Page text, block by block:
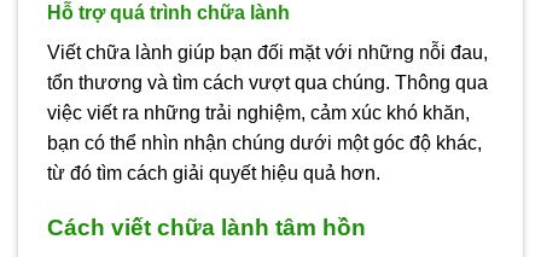
Hỗ trợ quá trình chữa lành
Viết chữa lành giúp bạn đối mặt với những nỗi đau,
tổn thương và tìm cách vượt qua chúng. Thông qua
việc viết ra những trải nghiệm, cảm xúc khó khăn,
bạn có thể nhìn nhận chúng dưới một góc độ khác,
từ đó tìm cách giải quyết hiệu quả hơn.
Cách viết chữa lành tâm hồn